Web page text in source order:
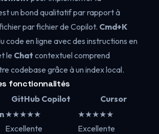
un bond qualitatif par rapport à
par fichier de Copilot. Cmd+K
code en ligne avec des instructions en
le Chat contextuel comprend
codebase grâce à un index local.
fonctionnalités
GitHub Copilot
Cursor
★★★★★
Excellente
★★★★★
Excellente